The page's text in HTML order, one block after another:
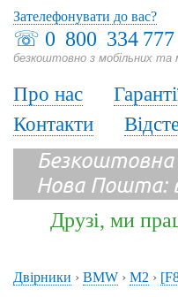
☏ 0 800 334 777
безкоштовно з мобільних та
Зателефонувати до вас?
Про нас
Контакти
Нова Пошта:
Друзі, ми
Двірники › BMW › M2 ›